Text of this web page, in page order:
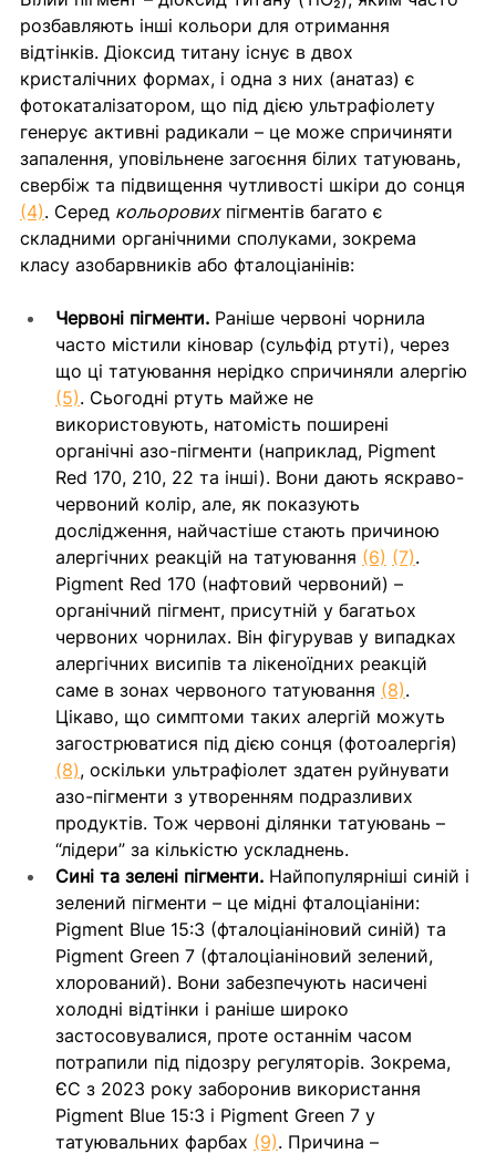
розбавляють інші кольори для отримання
відтінків. Діоксид титану існує в двох
кристалічних формах, і одна з них (анатаз) є
фотокаталізатором, що під дією ультрафіолету
генерує активні радикали – це може спричиняти
запалення, уповільнене загоєння білих татуювань,
свербіж та підвищення чутливості шкіри до сонця
(4). Серед кольорових пігментів багато є
складними органічними сполуками, зокрема
класу азобарвників або фталоціанінів:
Червоні пігменти. Раніше червоні чорнила
часто містили кіновар (сульфід ртуті), через
що ці татуювання нерідко спричиняли алергію
(5). Сьогодні ртуть майже не
використовують, натомість поширені
органічні азо-пігменти (наприклад, Pigment
Red 170, 210, 22 та інші). Вони дають яскраво-
червоний колір, але, як показують
дослідження, найчастіше стають причиною
алергічних реакцій на татуювання (6) (7).
Pigment Red 170 (нафтовий червоний) –
органічний пігмент, присутній у багатьох
червоних чорнилах. Він фігурував у випадках
алергічних висипів та лікеноїдних реакцій
саме в зонах червоного татуювання (8).
Цікаво, що симптоми таких алергій можуть
загострюватися під дією сонця (фотоалергія)
(8), оскільки ультрафіолет здатен руйнувати
азо-пігменти з утворенням подразливих
продуктів. Тож червоні ділянки татуювань –
“лідери” за кількістю ускладнень.
Сині та зелені пігменти. Найпопулярніші синій і
зелений пігменти – це мідні фталоціаніни:
Pigment Blue 15:3 (фталоціаніновий синій) та
Pigment Green 7 (фталоціаніновий зелений,
хлорований). Вони забезпечують насичені
холодні відтінки і раніше широко
застосовувалися, проте останнім часом
потрапили під підозру регуляторів. Зокрема,
ЄС з 2023 року заборонив використання
Pigment Blue 15:3 і Pigment Green 7 у
татуювальних фарбах (9). Причина –